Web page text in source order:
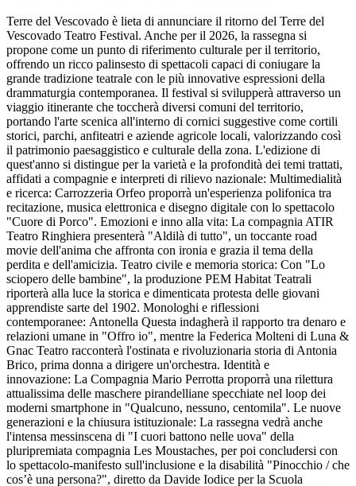
Terre del Vescovado è lieta di annunciare il ritorno del Terre del
Vescovado Teatro Festival. Anche per il 2026, la rassegna si
propone come un punto di riferimento culturale per il territorio,
offrendo un ricco palinsesto di spettacoli capaci di coniugare la
grande tradizione teatrale con le più innovative espressioni della
drammaturgia contemporanea. Il festival si svilupperà attraverso un
viaggio itinerante che toccherà diversi comuni del territorio,
portando l'arte scenica all'interno di cornici suggestive come cortili
storici, parchi, anfiteatri e aziende agricole locali, valorizzando così
il patrimonio paesaggistico e culturale della zona. L'edizione di
quest'anno si distingue per la varietà e la profondità dei temi trattati,
affidati a compagnie e interpreti di rilievo nazionale: Multimedialità
e ricerca: Carrozzeria Orfeo proporrà un'esperienza polifonica tra
recitazione, musica elettronica e disegno digitale con lo spettacolo
"Cuore di Porco". Emozioni e inno alla vita: La compagnia ATIR
Teatro Ringhiera presenterà "Aldilà di tutto", un toccante road
movie dell'anima che affronta con ironia e grazia il tema della
perdita e dell'amicizia. Teatro civile e memoria storica: Con "Lo
sciopero delle bambine", la produzione PEM Habitat Teatrali
riporterà alla luce la storica e dimenticata protesta delle giovani
apprendiste sarte del 1902. Monologhi e riflessioni
contemporanee: Antonella Questa indagherà il rapporto tra denaro e
relazioni umane in "Offro io", mentre la Federica Molteni di Luna &
Gnac Teatro racconterà l'ostinata e rivoluzionaria storia di Antonia
Brico, prima donna a dirigere un'orchestra. Identità e
innovazione: La Compagnia Mario Perrotta proporrà una rilettura
attualissima delle maschere pirandelliane specchiate nel loop dei
moderni smartphone in "Qualcuno, nessuno, centomila". Le nuove
generazioni e la chiusura istituzionale: La rassegna vedrà anche
l'intensa messinscena di "I cuori battono nelle uova" della
pluripremiata compagnia Les Moustaches, per poi concludersi con
lo spettacolo-manifesto sull'inclusione e la disabilità "Pinocchio / che
cos’è una persona?", diretto da Davide Iodice per la Scuola